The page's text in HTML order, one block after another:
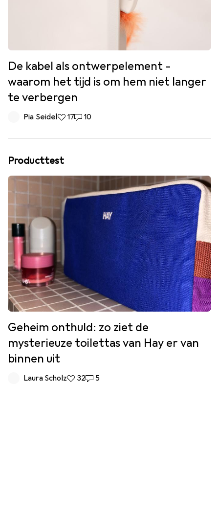
De kabel als ontwerpelement -
waarom het tijd is om hem niet langer
te verbergen
Pia Seidel17 Likes
1710 Reacties
10
Producttest
Geheim onthuld: zo ziet de
mysterieuze toilettas van Hay er van
binnen uit
Laura Scholz32 Likes
325 Reacties
5